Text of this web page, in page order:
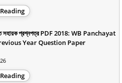
সহায়ক প্রশ্নপত্র PDF 2018: WB Panchayat
Year Question Paper